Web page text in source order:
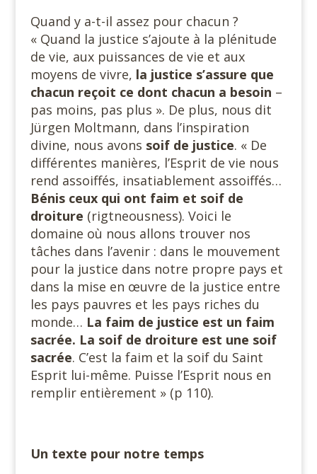
Quand y a-t-il assez pour chacun ?
« Quand la justice s’ajoute à la plénitude
de vie, aux puissances de vie et aux
moyens de vivre, la justice s’assure que
chacun reçoit ce dont chacun a besoin –
pas moins, pas plus ». De plus, nous dit
Jürgen Moltmann, dans l’inspiration
divine, nous avons soif de justice. « De
différentes manières, l’Esprit de vie nous
rend assoiffés, insatiablement assoiffés…
Bénis ceux qui ont faim et soif de
droiture (rigtneousness). Voici le
domaine où nous allons trouver nos
tâches dans l’avenir : dans le mouvement
pour la justice dans notre propre pays et
dans la mise en œuvre de la justice entre
les pays pauvres et les pays riches du
monde… La faim de justice est un faim
sacrée. La soif de droiture est une soif
sacrée. C’est la faim et la soif du Saint
Esprit lui-même. Puisse l’Esprit nous en
remplir entièrement » (p 110).
Un texte pour notre temps